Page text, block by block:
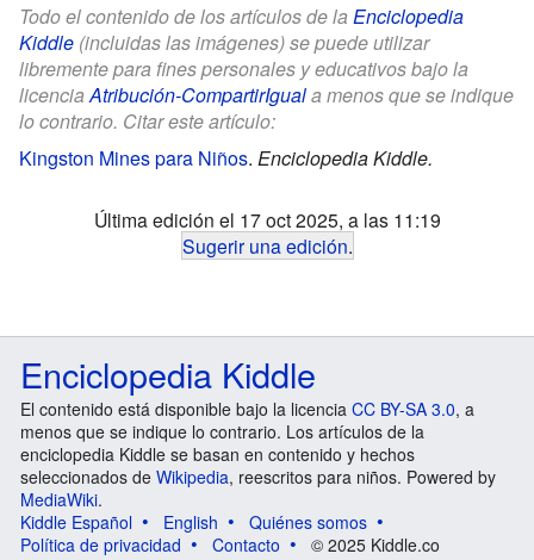
Todo el contenido de los artículos de la Enciclopedia
Kiddle (incluidas las imágenes) se puede utilizar
libremente para fines personales y educativos bajo la
licenciaAtribución-CompartirIguala menos que se indique
lo contrario. Citar este artículo:
Kingston Mines para Niños. Enciclopedia Kiddle.
Última edición el 17 oct 2025, a las 11:19
Sugerir una edición.
Enciclopedia Kiddle
El contenido está disponible bajo la licencia CC BY-SA 3.0, a
menos que se indique lo contrario. Los artículos de la
enciclopedia Kiddle se basan en contenido y hechos
seleccionados de Wikipedia, reescritos para niños. Powered by
MediaWiki.
Kiddle Español
English
Quiénes somos
Política de privacidad
Contacto © 2025 Kiddle.co